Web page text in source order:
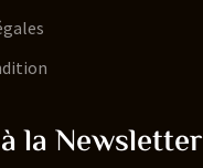
la Newsletter